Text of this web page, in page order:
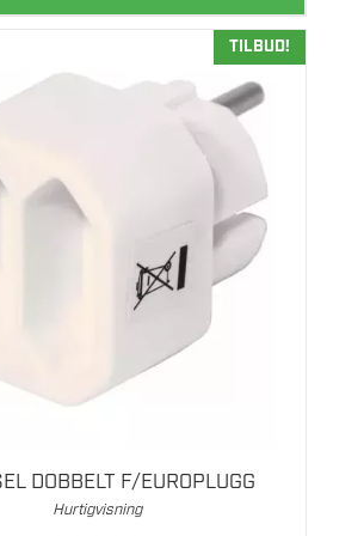
TILBUD!
DOBBELT F/EUROPLUGG
Hurtigvisning